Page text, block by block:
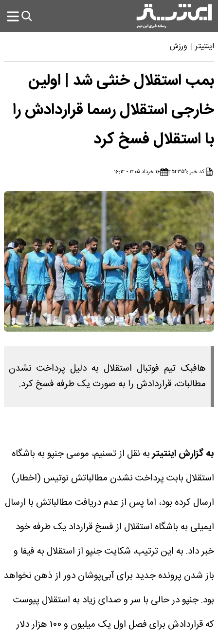
اینتیتر ورزش
بمب استقلال خنثی شد | اولین
خارجی استقلال رسما قراردادش را
با استقلال فسخ کرد
کد خبر :۴۵۴۳۵۹ ۱۶ خرداد ۱۴۰۵ - ۱۶:۱۴
هافبک تیم فوتبال استقلال به دلیل پرداخت نشدن
مطالبات، قراردادش را به صورت یک طرفه فسخ کرد.
به گزارش اینتیتربه نقل از تسنیم، موسی جنپو به باشگاه
استقلال بابت پرداخت نشدن مطالباتش نوتیس (اخطار)
ارسال کرده بود، اما پس از عدم دریافت مطالباتش با ارسال
ایمیلی به باشگاه استقلال از فسخ قرارداد یک طرفه خود
خبر داد. به این ترتیب، شکایت جنپو از استقلال به فیفا و
باز شدن پرونده جدید برای آبی‌پوشان دور از ذهن نخواهد
بود.جنپو در حالی با سر و صدای زیاد به استقلال پیوست
که قراردادش برای فصل اول یک میلیون و 100 هزار دلار